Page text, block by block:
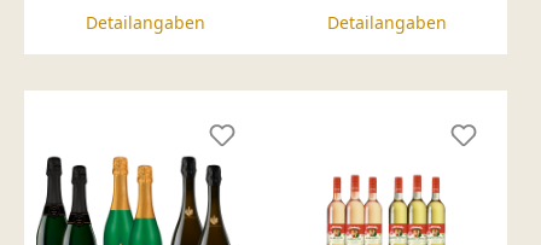
Detailangaben Detailangaben